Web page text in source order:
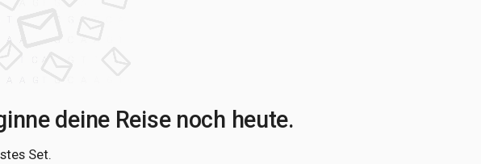
deine Reise noch heute.
Set.